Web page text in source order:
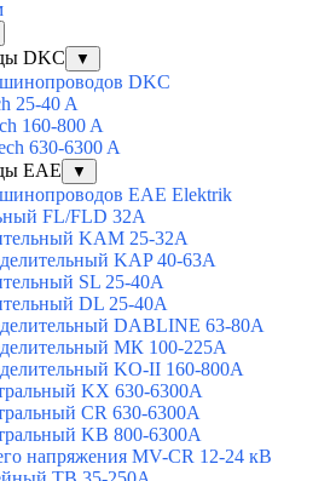
DKC ▼
DKC
25-40 A
160-800 A
630-6300 A
EAE
▼
EAE Elektrik
FL/FLD 32A
KAM 25-32А
KAP 40-63A
SL 25-40А
DL 25-40А
DABLINE 63-80A
МК 100-225А
KO-II 160-800А
KX 630-6300А
CR 630-6300А
KB 800-6300А
напряжения MV-CR 12-24 кВ